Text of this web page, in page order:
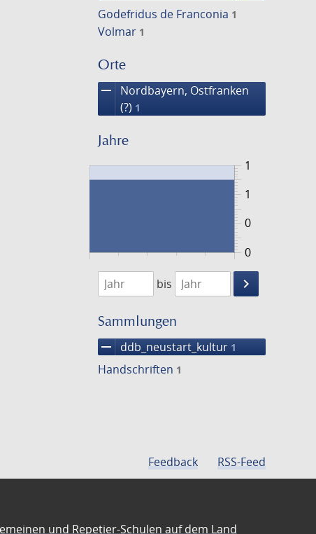
Godefridus de Franconia 1
Volmar 1
Orte
remove
Nordbayern, Ostfranken
(?) 1
Jahre
0
1
0
1
1474
1475
bis
keyboard_arrow_right
Suche
Sammlungen
remove ddb_neustart_kultur 1
Handschriften 1
Feedback RSS-Feed
und Repetier-Schulen auf dem Land